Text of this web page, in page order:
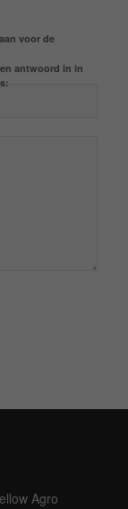
voor de
antwoord in in
Agro